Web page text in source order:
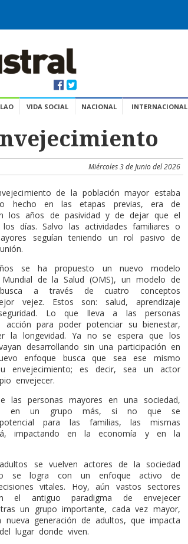
VIDA SOCIAL NACIONAL INTERNACIONAL
Miércoles 3 de Junio del 2026
de la población mayor estaba
hecho en las etapas previas, era de
los años de pasividad y de dejar que el
días. Salvo las actividades familiares o
seguían teniendo un rol pasivo de
se ha propuesto un nuevo modelo
de la Salud (OMS), un modelo de
a través de cuatro conceptos
vejez. Estos son: salud, aprendizaje
Lo que lleva a las personas
para poder potenciar su bienestar,
la longevidad. Ya no se espera que los
desarrollando sin una participación en
enfoque busca que sea ese mismo
envejecimiento; es decir, sea un actor
envejecer.
las personas mayores en una sociedad,
en un grupo más, si no que se
para las familias, las mismas
impactando en la economía y en la
se vuelven actores de la sociedad
se logra con un enfoque activo de
vitales. Hoy, aún vastos sectores
el antiguo paradigma de envejecer
un grupo importante, cada vez mayor,
generación de adultos, que impacta
lugar donde viven.